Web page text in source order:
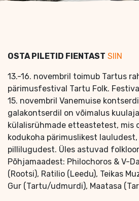
OSTA PILETID FIENTAST SIIN
13.-16. novembril toimub Tartus
pärimusfestival Tartu Folk.
15. novembril Vanemuise
galakontserdil on võimalus
külalisrühmade etteastetest, mis
kodukoha pärimuslikest
pillilugudest. Üles astuvad
Põhjamaadest: Philochoros & V-
(Rootsi), Ratilio (Leedu), Teikas
Gur (Tartu/udmurdi), Maatasa